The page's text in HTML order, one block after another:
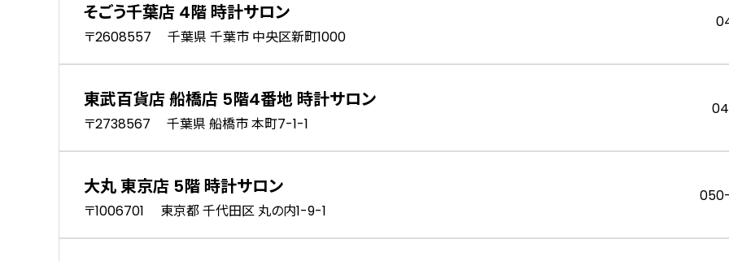
そごう千葉店 4階 時計サロン
〒2608557 千葉県 千葉市 中央区新町1000
東武百貨店 船橋店 5階4番地 時計サロン
〒2738567 千葉県 船橋市 本町7-1-1
大丸 東京店 5階 時計サロン
〒1006701 東京都 千代田区 丸の内1-9-1